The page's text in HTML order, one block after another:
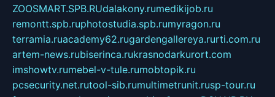
ZOOSMART.SPB.RUdalakony.rumedikijob.ru
remontt.spb.ruphotostudia.spb.rumyragon.ru
terramia.ruacademy62.rugardengallereya.rurti.com.ru
artem-news.rubiserinca.rukrasnodarkurort.com
imshowtv.rumebel-v-tule.rumobtopik.ru
pcsecurity.net.rutool-sib.rumultimetrunit.rusp-tour.ru